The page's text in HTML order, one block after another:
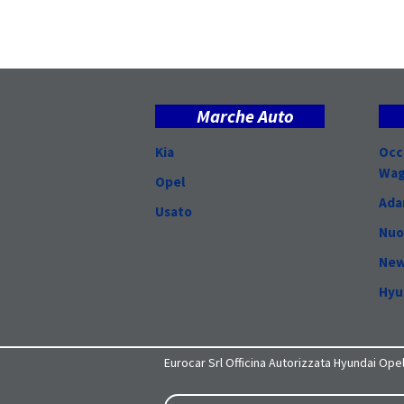
Marche Auto
Kia
Opel
Usato
Eurocar Srl Officina Autorizzata Hyundai